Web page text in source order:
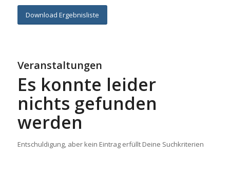
Download Ergebnisliste
Veranstaltungen
Es konnte leider
nichts gefunden
werden
Entschuldigung, aber kein Eintrag erfüllt Deine Suchkriterien